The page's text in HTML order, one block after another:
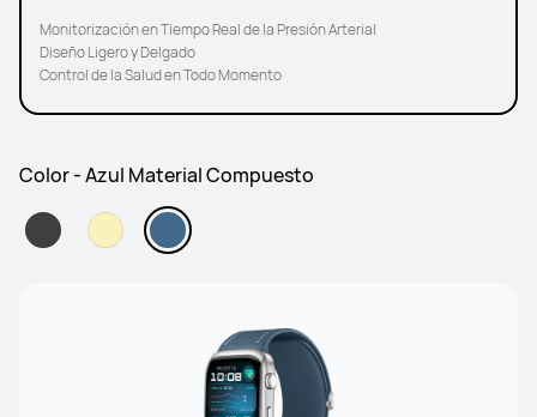
Monitorización en Tiempo Real de la Presión Arterial
Diseño Ligero y Delgado
Control de la Salud en Todo Momento
Color - Azul Material Compuesto